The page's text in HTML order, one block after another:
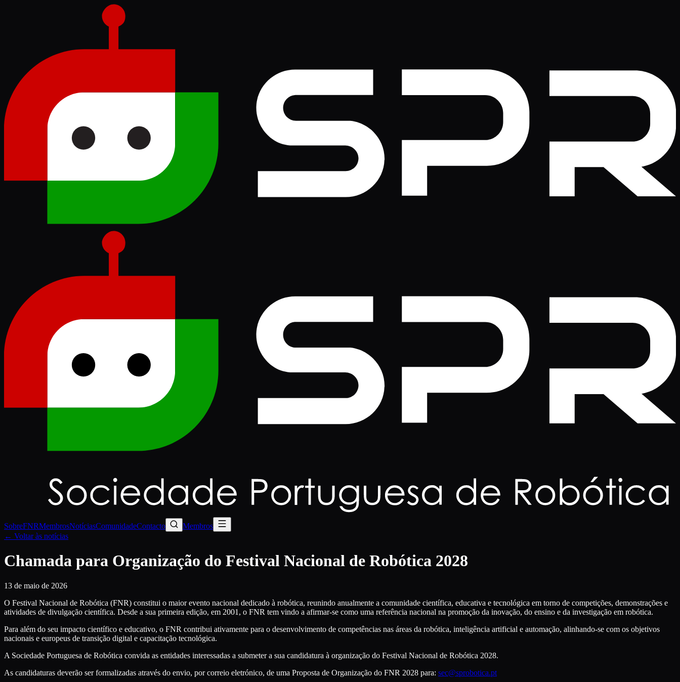
SobreFNRMembrosNotíciasComunidadeContacto
Membros
← Voltar às notícias
Chamada para Organização do Festival Nacional de Robótica 2028
13 de maio de 2026
O Festival Nacional de Robótica (FNR) constitui o maior evento nacional dedicado à robótica, reunindo anualmente a comunidade científica, educativa e tecnológica em torno de competições, demonstrações e
atividades de divulgação científica. Desde a sua primeira edição, em 2001, o FNR tem vindo a afirmar-se como uma referência nacional na promoção da inovação, do ensino e da investigação em robótica.
Para além do seu impacto científico e educativo, o FNR contribui ativamente para o desenvolvimento de competências nas áreas da robótica, inteligência artificial e automação, alinhando-se com os objetivos
nacionais e europeus de transição digital e capacitação tecnológica.
A Sociedade Portuguesa de Robótica convida as entidades interessadas a submeter a sua candidatura à organização do Festival Nacional de Robótica 2028.
As candidaturas deverão ser formalizadas através do envio, por correio eletrónico, de uma Proposta de Organização do FNR 2028 para: sec@sprobotica.pt